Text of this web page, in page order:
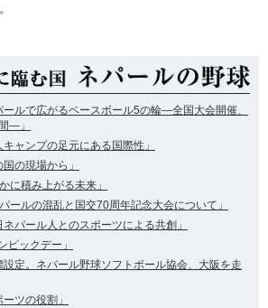
ルで広がるベースボール5の輪―全国大会開催、
―」
ャンプの足元にある国際性」
の現場から」
に積み上がる未来」
ールの混乱と国交70周年記念大会について」
パール人とのスポーツによる共創」
ピックデー」
定。ネパール野球ソフトボール協会、大阪を走
ツの役割」